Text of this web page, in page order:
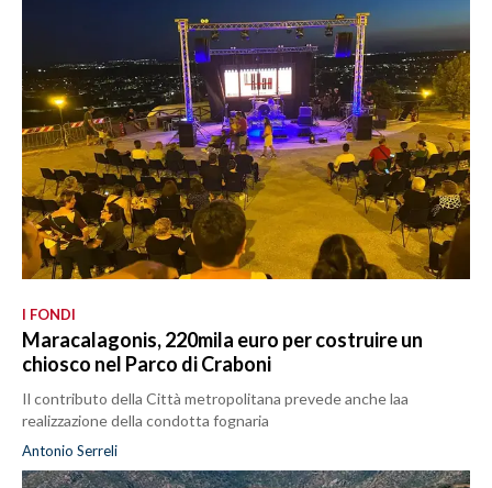
I FONDI
Maracalagonis, 220mila euro per costruire un
chiosco nel Parco di Craboni
Il contributo della Città metropolitana prevede anche laa
realizzazione della condotta fognaria
Antonio Serreli